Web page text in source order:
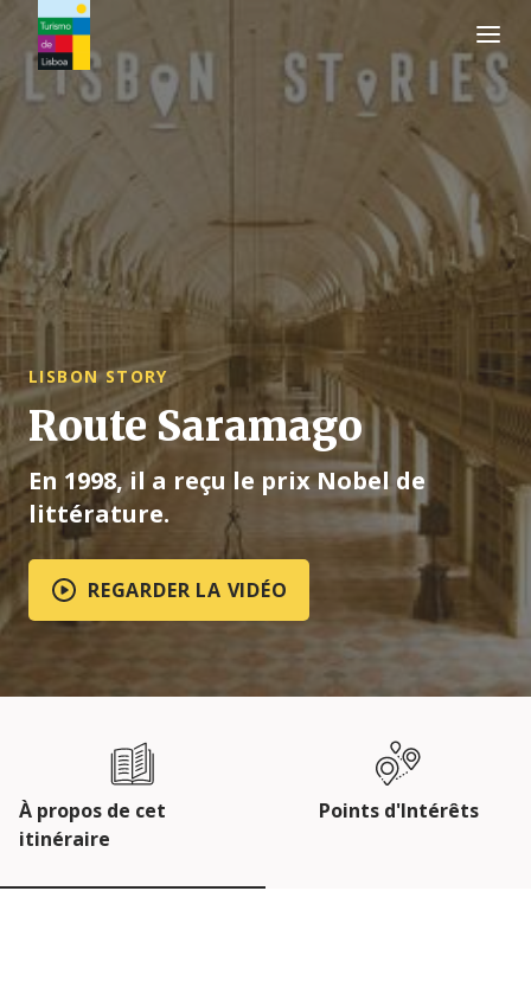
Logo de Turismo de Lisboa
LISBON STORY
Route Saramago
En 1998, il a reçu le prix Nobel de
littérature.
REGARDER LA VIDÉO
À propos de cet
itinéraire
Points d'Intérêts